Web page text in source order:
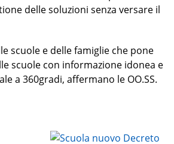
delle soluzioni senza versare il
scuole e delle famiglie che pone
scuole con informazione idonea e
a 360gradi, affermano le OO.SS.